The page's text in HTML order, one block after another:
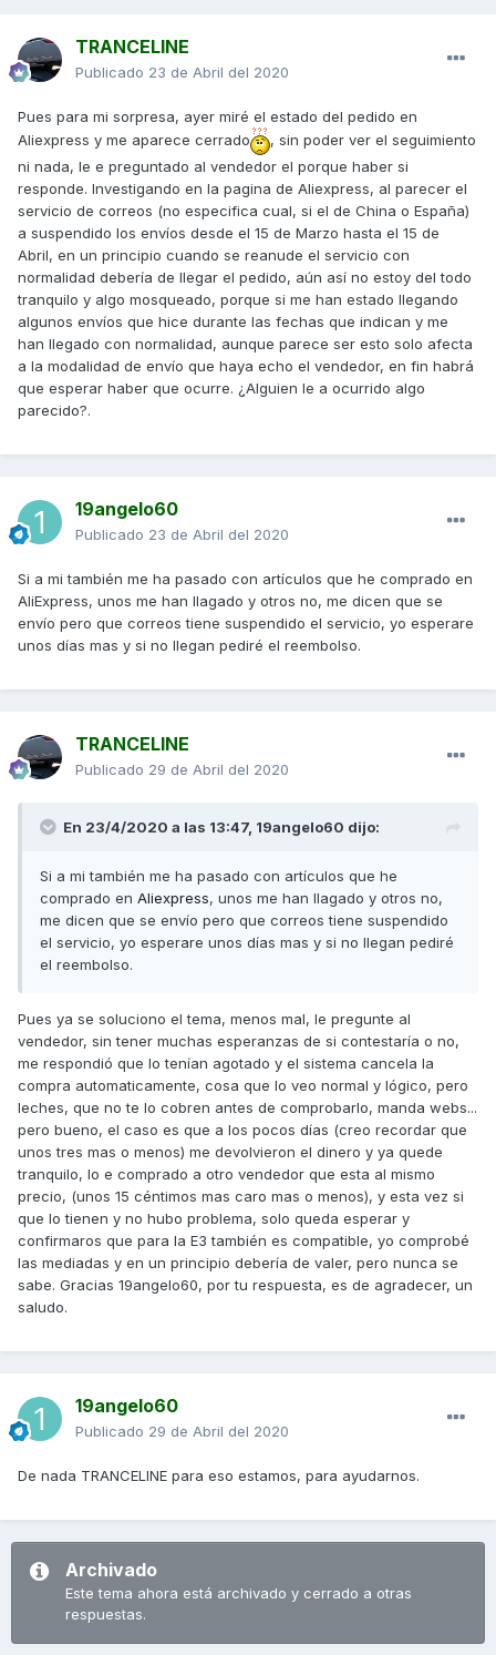
TRANCELINE
Publicado 23 de Abril del 2020
Pues para mi sorpresa, ayer miré el estado del pedido en
Aliexpress y me aparece cerrado
, sin poder ver el seguimiento
ni nada, le e preguntado al vendedor el porque haber si
responde. Investigando en la pagina de Aliexpress, al parecer el
servicio de correos (no especifica cual, si el de China o España)
a suspendido los envíos desde el 15 de Marzo hasta el 15 de
Abril, en un principio cuando se reanude el servicio con
normalidad debería de llegar el pedido, aún así no estoy del todo
tranquilo y algo mosqueado, porque si me han estado llegando
algunos envíos que hice durante las fechas que indican y me
han llegado con normalidad, aunque parece ser esto solo afecta
a la modalidad de envío que haya echo el vendedor, en fin habrá
que esperar haber que ocurre. ¿Alguien le a ocurrido algo
parecido?.
19angelo60
Publicado 23 de Abril del 2020
Si a mi también me ha pasado con artículos que he comprado en
AliExpress, unos me han llagado y otros no, me dicen que se
envío pero que correos tiene suspendido el servicio, yo esperare
unos días mas y si no llegan pediré el reembolso.
TRANCELINE
Publicado 29 de Abril del 2020
En 23/4/2020 a las 13:47, 19angelo60 dijo:
Si a mi también me ha pasado con artículos que he
comprado en Aliexpress, unos me han llagado y otros no,
me dicen que se envío pero que correos tiene suspendido
el servicio, yo esperare unos días mas y si no llegan pediré
el reembolso.
Pues ya se soluciono el tema, menos mal, le pregunte al
vendedor, sin tener muchas esperanzas de si contestaría o no,
me respondió que lo tenían agotado y el sistema cancela la
compra automaticamente, cosa que lo veo normal y lógico, pero
leches, que no te lo cobren antes de comprobarlo, manda webs...
pero bueno, el caso es que a los pocos días (creo recordar que
unos tres mas o menos) me devolvieron el dinero y ya quede
tranquilo, lo e comprado a otro vendedor que esta al mismo
precio, (unos 15 céntimos mas caro mas o menos), y esta vez si
que lo tienen y no hubo problema, solo queda esperar y
confirmaros que para la E3 también es compatible, yo comprobé
las mediadas y en un principio debería de valer, pero nunca se
sabe. Gracias 19angelo60, por tu respuesta, es de agradecer, un
saludo.
19angelo60
Publicado 29 de Abril del 2020
De nada TRANCELINE para eso estamos, para ayudarnos.
Archivado
Este tema ahora está archivado y cerrado a otras
respuestas.